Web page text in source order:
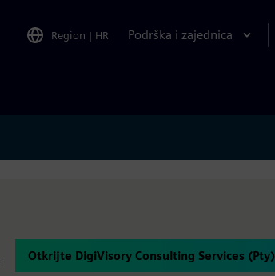
Region | HR Podrška i zajednica
Otkrijte DigiVisory Consulting Services (Pty)